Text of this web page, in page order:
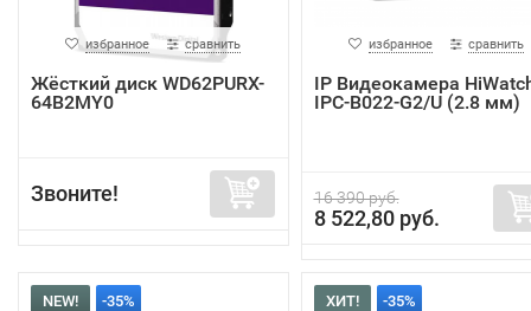
избранное сравнить
Жёсткий диск WD62PURX-
64B2MY0
Звоните!
избранное сравнить
IP Видеокамера
IPC-B022-G2/U (2.8 мм)
16 390 руб.
8 522,80 руб.
NEW! -35% ХИТ! -35%